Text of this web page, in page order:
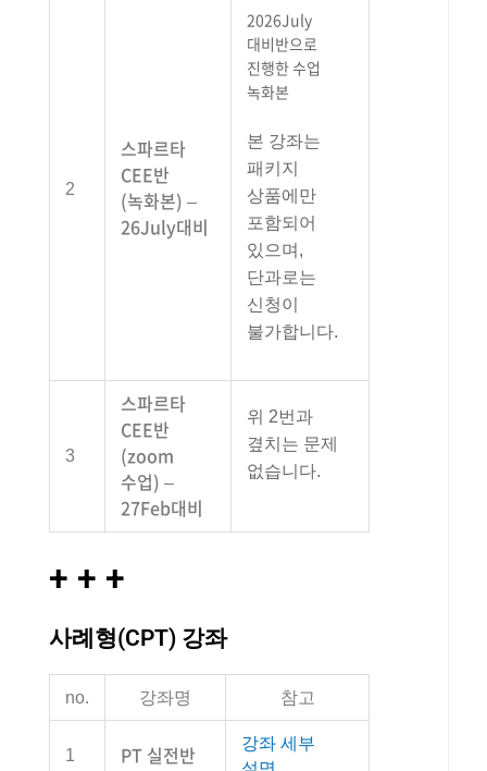
2
스파르타
CEE반
(녹화본) –
26July대비
2026July
대비반으로
진행한 수업
녹화본
본 강좌는
패키지
상품에만
포함되어
있으며,
단과로는
신청이
불가합니다.
3
스파르타
CEE반
(zoom
수업) –
27Feb대비
위 2번과
곂치는 문제
없습니다.
+ + +
사례형(CPT) 강좌
no. 강좌명 참고
1 PT 실전반
강좌 세부